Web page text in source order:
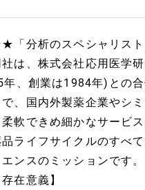
「分析のスペシャリス
社は、株式会社応用医学
年、創業は1984年)との
、国内外製薬企業やシ
軟できめ細かなサービ
ライフサイクルのすべ
ンスのミッションです。
在意義】